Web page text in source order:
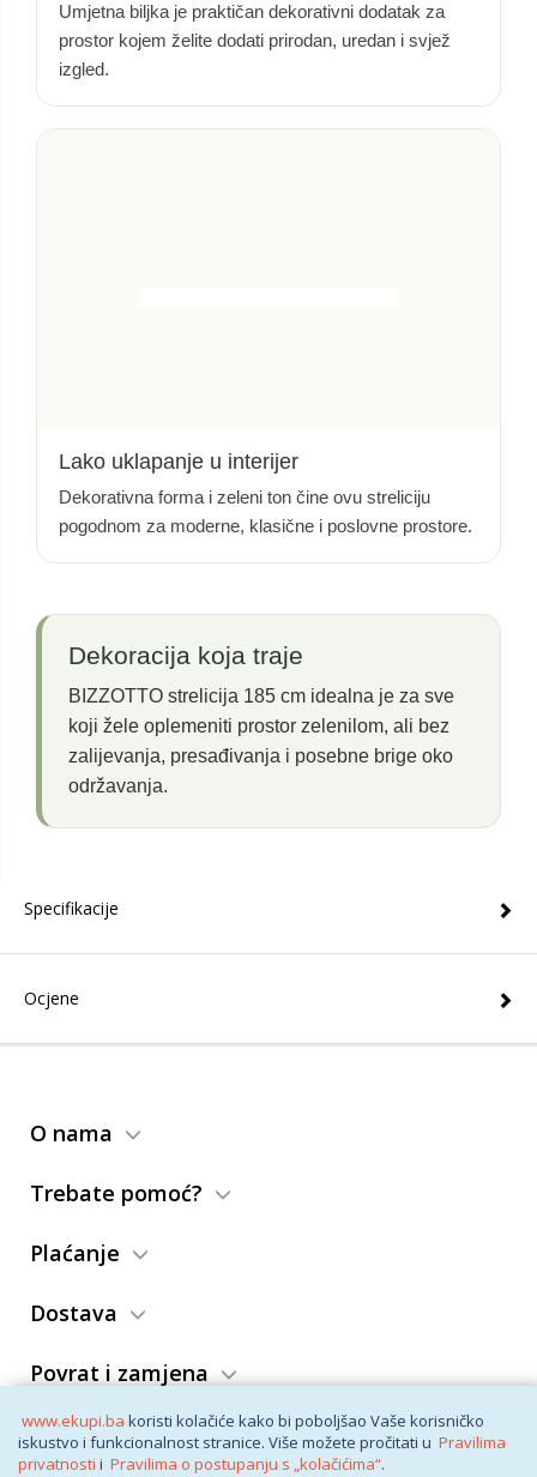
www.ekupi.ba koristi kolačiće kako bi poboljšao Vaše korisničko
iskustvo i funkcionalnost stranice. Više možete pročitati u Pravilima
privatnosti i Pravilima o postupanju s „kolačićima“.
Umjetna biljka je praktičan dekorativni dodatak za
prostor kojem želite dodati prirodan, uredan i svjež
izgled.
Lako uklapanje u interijer
Dekorativna forma i zeleni ton čine ovu streliciju
pogodnom za moderne, klasične i poslovne prostore.
Dekoracija koja traje
BIZZOTTO strelicija 185 cm idealna je za sve
koji žele oplemeniti prostor zelenilom, ali bez
zalijevanja, presađivanja i posebne brige oko
održavanja.
Specifikacije
Ocjene
O nama
Trebate pomoć?
Plaćanje
Dostava
Povrat i zamjena
Opći uslovi